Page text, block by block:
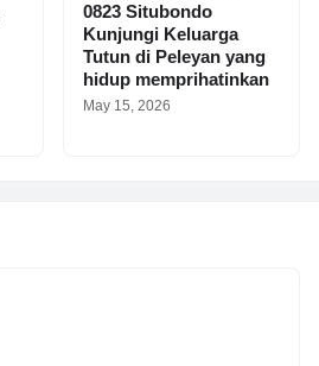
0823 Situbondo
Kunjungi Keluarga
Tutun di Peleyan yang
hidup memprihatinkan
May 15, 2026